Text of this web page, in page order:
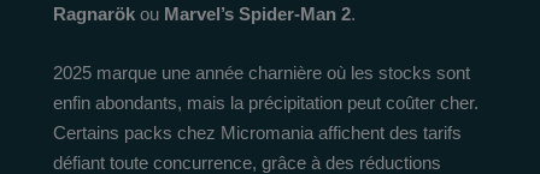
Ragnarök ou Marvel’s Spider-Man 2.
2025 marque une année charnière où les stocks sont
enfin abondants, mais la précipitation peut coûter cher.
Certains packs chez Micromania affichent des tarifs
défiant toute concurrence, grâce à des réductions